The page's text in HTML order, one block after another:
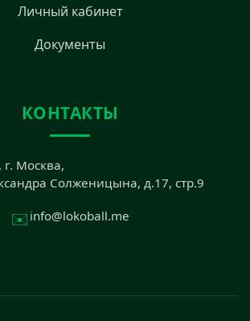
Личный кабинет
Документы
КОНТАКТЫ
г. Москва,
Солженицына, д.17, стр.9
✉️ info@lokoball.me